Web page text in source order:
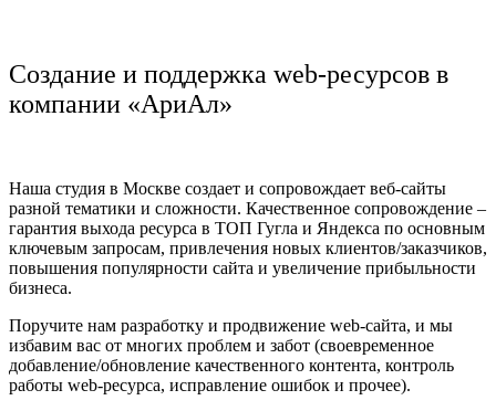
Создание и поддержка web-ресурсов в
компании «АриАл»
Наша студия в Москве создает и сопровождает веб-сайты
разной тематики и сложности. Качественное сопровождение –
гарантия выхода ресурса в ТОП Гугла и Яндекса по основным
ключевым запросам, привлечения новых клиентов/заказчиков,
повышения популярности сайта и увеличение прибыльности
бизнеса.
Поручите нам разработку и продвижение web-сайта, и мы
избавим вас от многих проблем и забот (своевременное
добавление/обновление качественного контента, контроль
работы web-ресурса, исправление ошибок и прочее).